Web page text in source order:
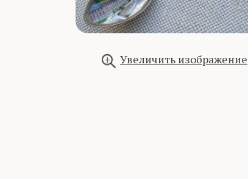
Увеличить изображение